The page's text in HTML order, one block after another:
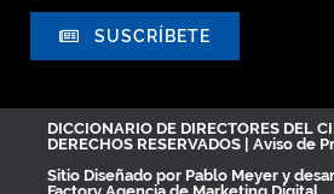
SUSCRÍBETE
DICCIONARIO DE DIRECTORES DEL
DERECHOS RESERVADOS | Aviso de
Sitio Diseñado por Pablo Meyer y